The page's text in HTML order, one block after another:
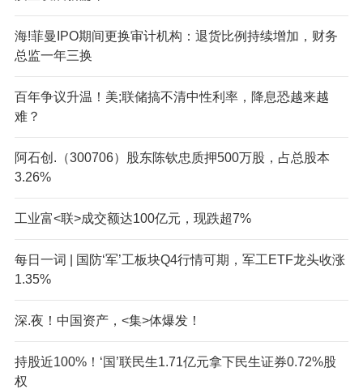
海!菲曼IPO期间更换审计机构：退货比例持续增加，财务
总监一年三换
百年争议升温！美;联储搞不清中性利率，降息恐越来越
难？
阿石创.（300706）股东陈钦忠质押500万股，占总股本
3.26%
工业富<联>成交额达100亿元，现跌超7%
每日一词 | 国防‘军’工板块Q4行情可期，军工ETF龙头收涨
1.35%
深.夜！中国资产，<集>体爆发！
持股近100%！‘国’联民生1.71亿元拿下民生证券0.72%股
权